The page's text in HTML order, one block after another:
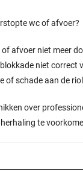
wc of afvoer?
afvoer niet meer
niet correct
of schade aan de
over
te